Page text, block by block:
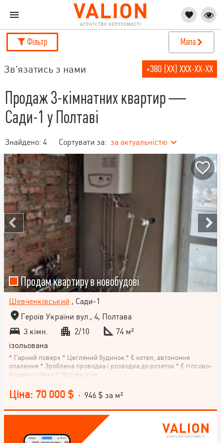
Фільтр Мапа
Зв'язатись з нами +380 (XX) XXX-XX-XX
Продаж 3-кімнатних квартир —
Сади-1 у Полтаві
Знайдено: 4 Сортувати за: за актуальністю
Продам квартиру в новобудові
Шевченківський , Сади-1
Героїв України вул., 4, Полтава
3 кімн.
2/10
74 м²
ізольована
* Гарний поверх * Цегляний будинок * Є котел, автономне
опалення * Зроблена проводка і розводка до розеток * Є гіпсово-
піщана стяжка * Чудова ціна.
Ціна: 70 000 $ · 946 $ за м²